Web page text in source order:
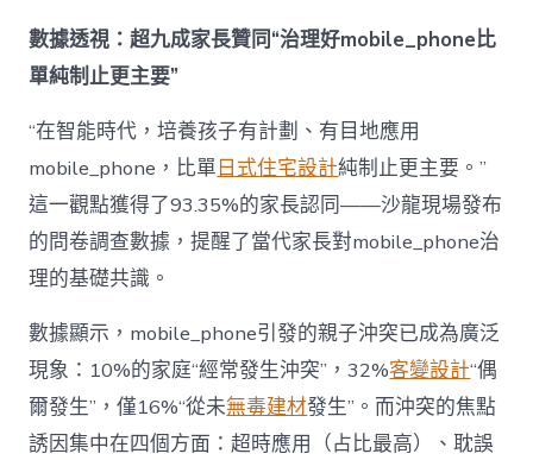
成
為
東
西”，
而
非
“家
庭
中
數據透視：超九成家長贊同“治理好mobile_phone比
單純制止更主要”
“在智能時代，培養孩子有計劃、有目地應用
mobile_phone，比單日式住宅設計純制止更主要。”
這一觀點獲得了93.35%的家長認同——沙龍現場發布
的問卷調查數據，提醒了當代家長對mobile_phone治
理的基礎共識。
數據顯示，mobile_phone引發的親子沖突已成為廣泛
現象：10%的家庭“經常發生沖突”，32%客變設計“偶
爾發生”，僅16%“從未無毒建材發生”。而沖突的焦點
誘因集中在四個方面：超時應用（占比最高）、耽誤